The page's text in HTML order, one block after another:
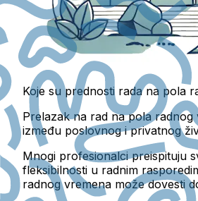
Koje su prednosti rada na pola
Prelazak na rad na pola
između poslovnog i privatnog
Mnogi profesionalci preispituju
fleksibilnosti u radnim
radnog vremena može dovesti